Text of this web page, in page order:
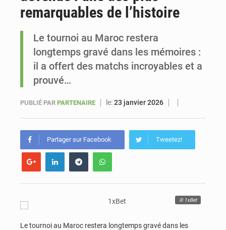
Sénégal : Ousmane Diagne prêtera serment le 11 août comme président du Conseil constitutionnel
remarquables de l’histoire
Le tournoi au Maroc restera
longtemps gravé dans les mémoires :
il a offert des matchs incroyables et a
prouvé…
PUBLIÉ PAR PARTENAIRE le:23 janvier 2026
Partager sur Facebook Tweetez!
© 1xBet
Le tournoi au Maroc restera longtemps gravé dans les